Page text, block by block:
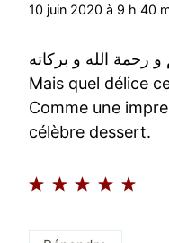
10 juin 2020 à 9 h 40
رحمة الله و بركاته
Mais quel délice
Comme une
célèbre dessert.